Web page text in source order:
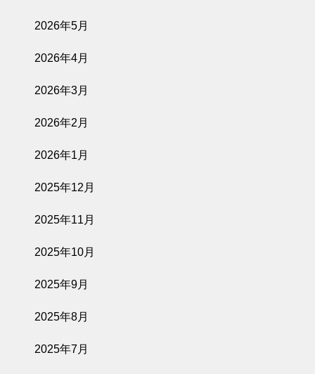
2026年5月
2026年4月
2026年3月
2026年2月
2026年1月
2025年12月
2025年11月
2025年10月
2025年9月
2025年8月
2025年7月